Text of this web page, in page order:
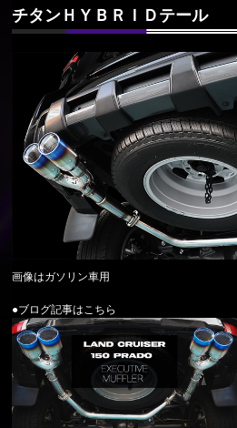
チタンＨＹＢＲＩＤテール
画像はガソリン車用
●ブログ記事はこちら